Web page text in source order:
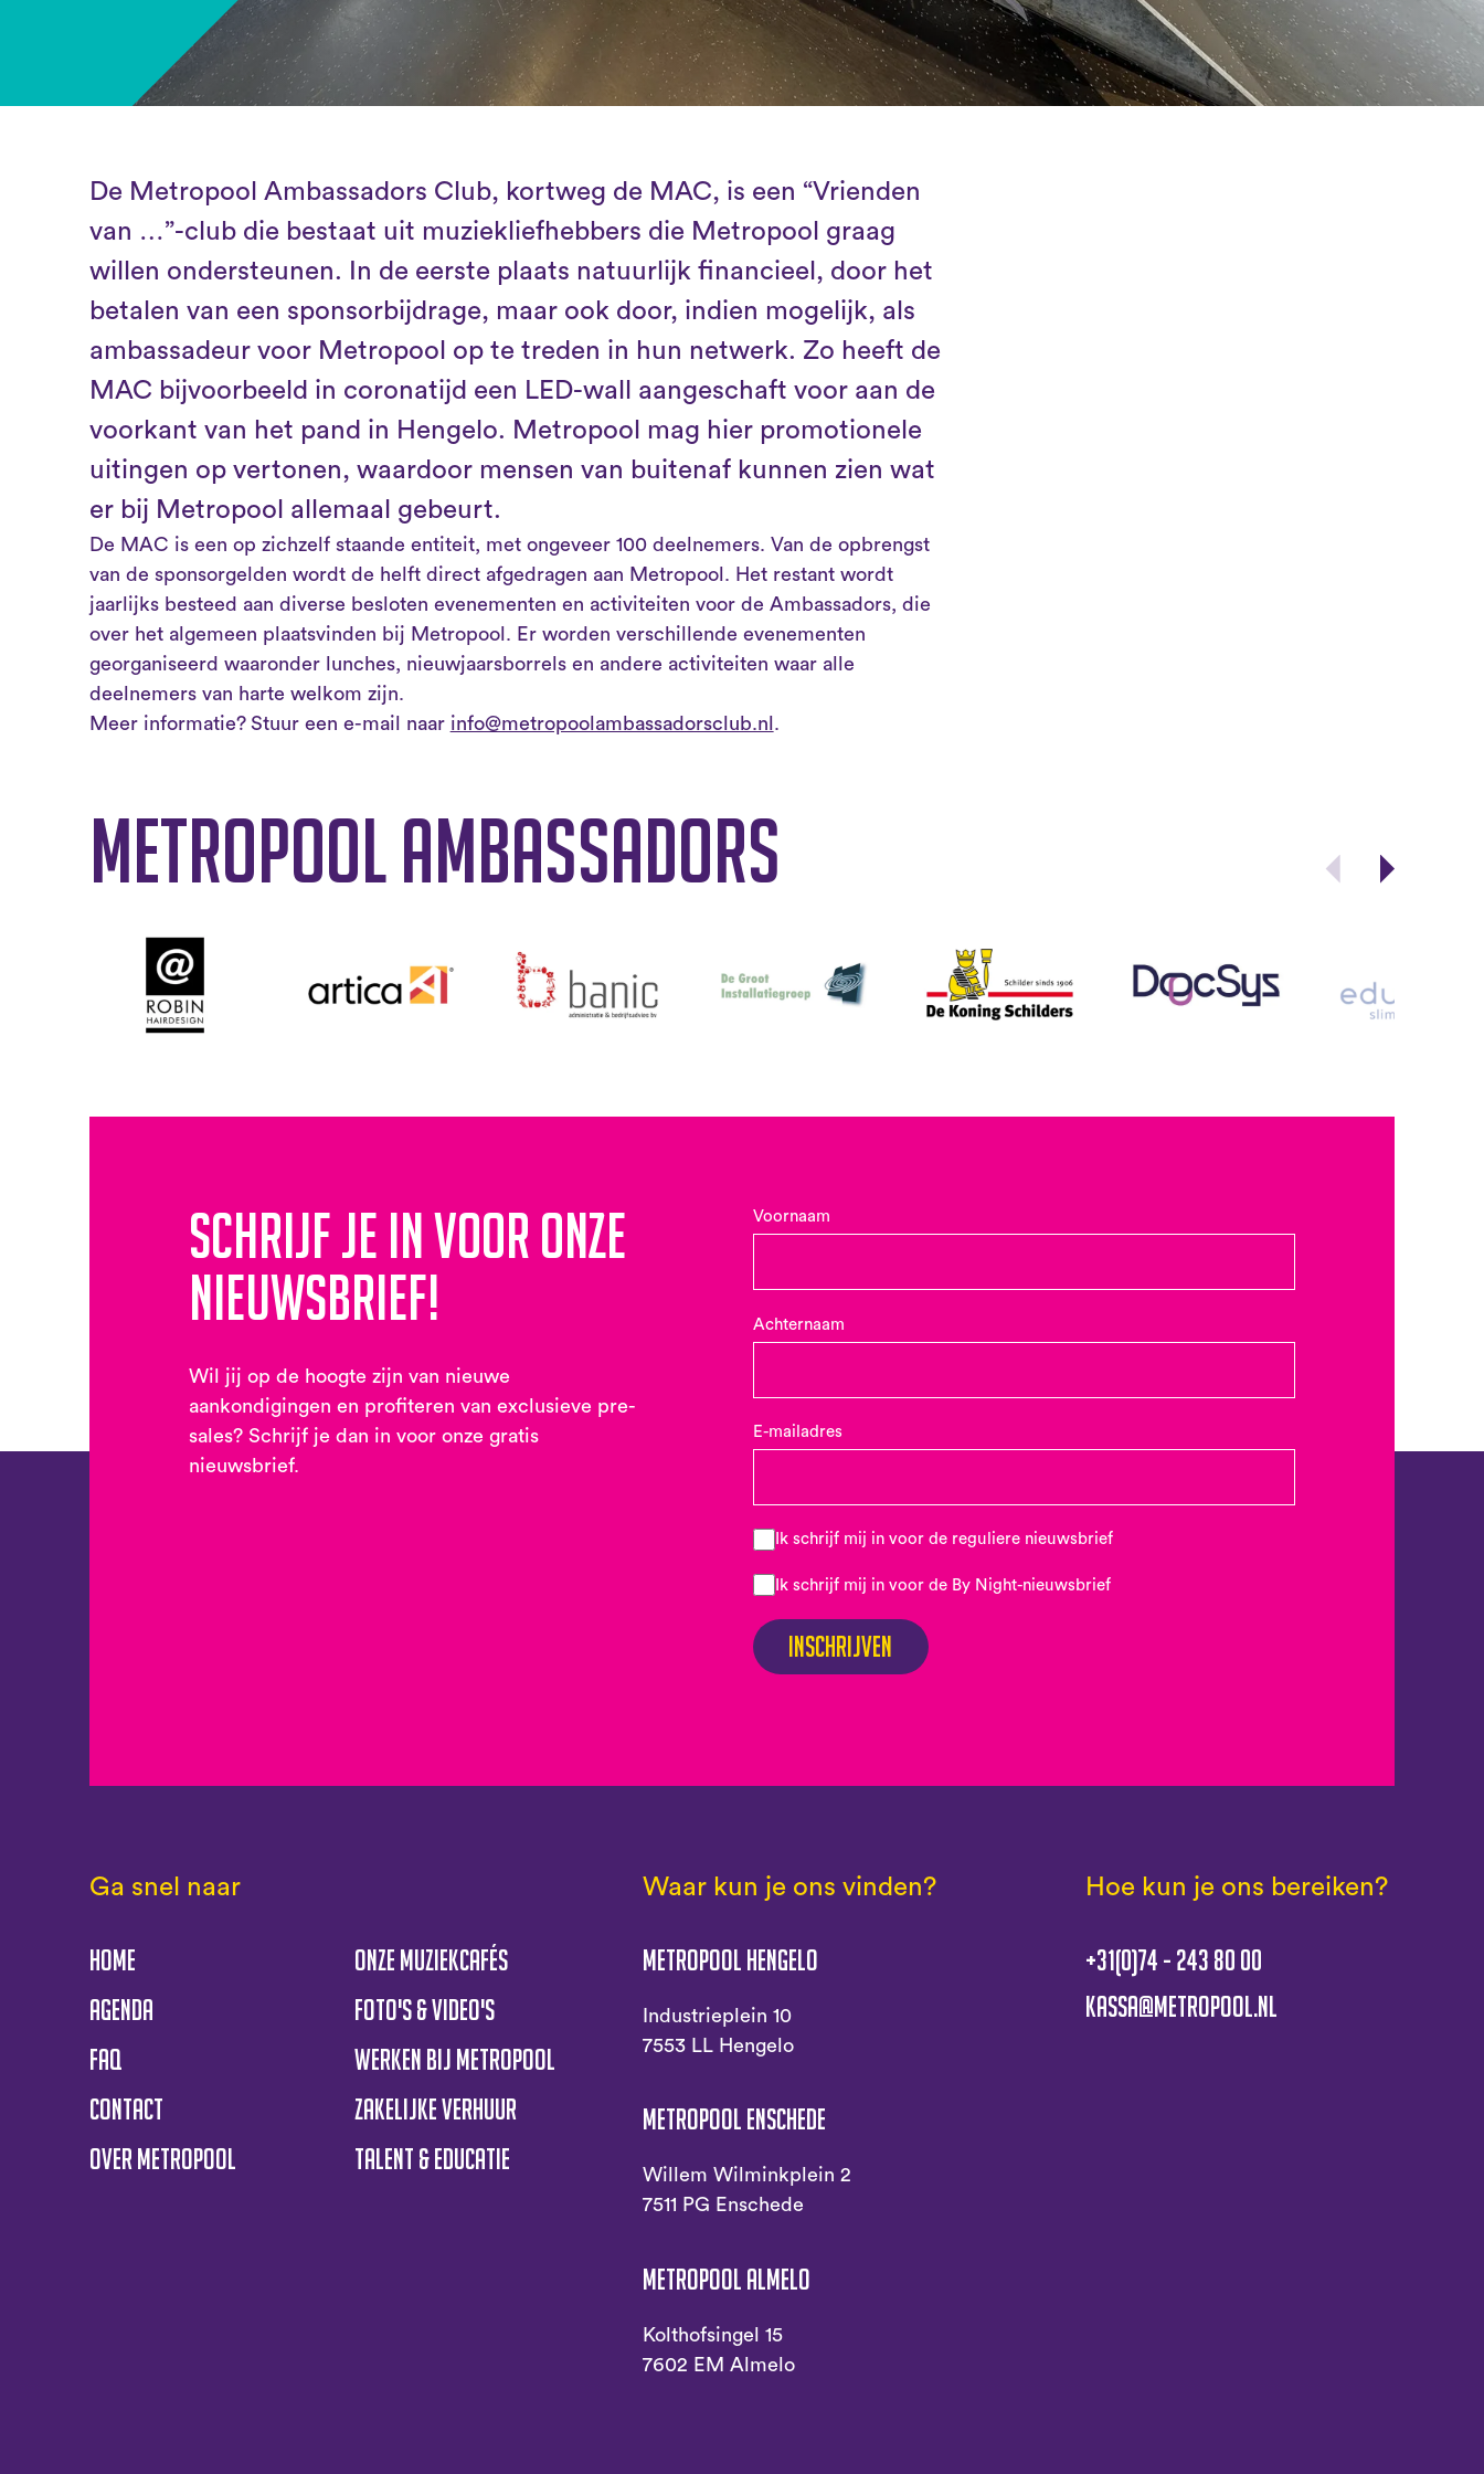
De Metropool Ambassadors Club, kortweg de MAC, is een “Vrienden
van …”-club die bestaat uit muziekliefhebbers die Metropool graag
willen ondersteunen. In de eerste plaats natuurlijk financieel, door het
betalen van een sponsorbijdrage, maar ook door, indien mogelijk, als
ambassadeur voor Metropool op te treden in hun netwerk. Zo heeft de
MAC bijvoorbeeld in coronatijd een LED-wall aangeschaft voor aan de
voorkant van het pand in Hengelo. Metropool mag hier promotionele
uitingen op vertonen, waardoor mensen van buitenaf kunnen zien wat
er bij Metropool allemaal gebeurt.
De MAC is een op zichzelf staande entiteit, met ongeveer 100 deelnemers. Van de opbrengst
van de sponsorgelden wordt de helft direct afgedragen aan Metropool. Het restant wordt
jaarlijks besteed aan diverse besloten evenementen en activiteiten voor de Ambassadors, die
over het algemeen plaatsvinden bij Metropool. Er worden verschillende evenementen
georganiseerd waaronder lunches, nieuwjaarsborrels en andere activiteiten waar alle
deelnemers van harte welkom zijn.
Meer informatie? Stuur een e-mail naar info@metropoolambassadorsclub.nl .
Metropool Ambassadors
Schrijf je in voor onze
nieuwsbrief!
Wil jij op de hoogte zijn van nieuwe
aankondigingen en profiteren van exclusieve pre-
sales? Schrijf je dan in voor onze gratis
nieuwsbrief.
Voornaam
Achternaam
E-mailadres
Ik schrijf mij in voor de reguliere nieuwsbrief
Ik schrijf mij in voor de By Night-nieuwsbrief
Inschrijven
Ga snel naar
Home
Agenda
FAQ
Contact
Over Metropool
Onze muziekcafés
Foto's & Video's
Werken bij Metropool
Zakelijke verhuur
Talent & educatie
Waar kun je ons vinden?
Metropool Hengelo
Industrieplein 10
7553 LL Hengelo
Metropool Enschede
Willem Wilminkplein 2
7511 PG Enschede
Metropool Almelo
Kolthofsingel 15
7602 EM Almelo
Hoe kun je ons bereiken?
+31(0)74 - 243 80 00
kassa@metropool.nl